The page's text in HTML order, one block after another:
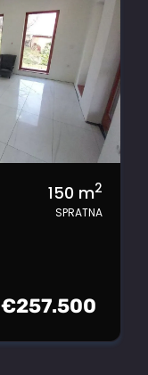
150 m2
SPRATNA
€257.500